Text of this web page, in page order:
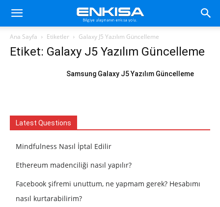
Ana Sayfa Etiketler Galaxy J5 Yazılım Güncelleme
Etiket: Galaxy J5 Yazılım Güncelleme
Samsung Galaxy J5 Yazılım Güncelleme
Latest Questions
Mindfulness Nasıl İptal Edilir
Ethereum madenciliği nasıl yapılır?
Facebook şifremi unuttum, ne yapmam gerek? Hesabımı
nasıl kurtarabilirim?